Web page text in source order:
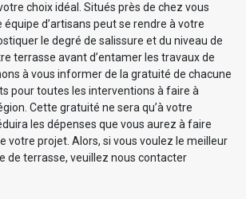
choix idéal. Situés près de chez vous
équipe d’artisans peut se rendre à votre
le degré de salissure et du niveau de
terrasse avant d’entamer les travaux de
à vous informer de la gratuité de chacune
pour toutes les interventions à faire à
Cette gratuité ne sera qu’à votre
les dépenses que vous aurez à faire
votre projet. Alors, si vous voulez le meilleur
de terrasse, veuillez nous contacter